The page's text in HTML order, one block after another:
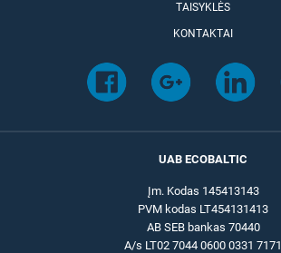
TAISYKLĖS
KONTAKTAI
UAB ECOBALTIC
Įm. Kodas 145413143
PVM kodas LT454131413
AB SEB bankas 70440
A/s LT02 7044 0600 0331 7171